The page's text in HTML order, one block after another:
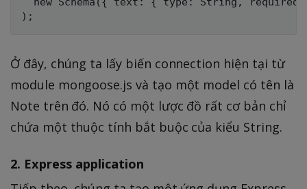
Ở đây, chúng ta lấy biến connection hiện tại từ
module mongoose.js và tạo một model có tên là
Note trên đó. Nó có một lược đồ rất cơ bản chỉ
chứa một thuộc tính bắt buộc của kiểu String.
2. Express application